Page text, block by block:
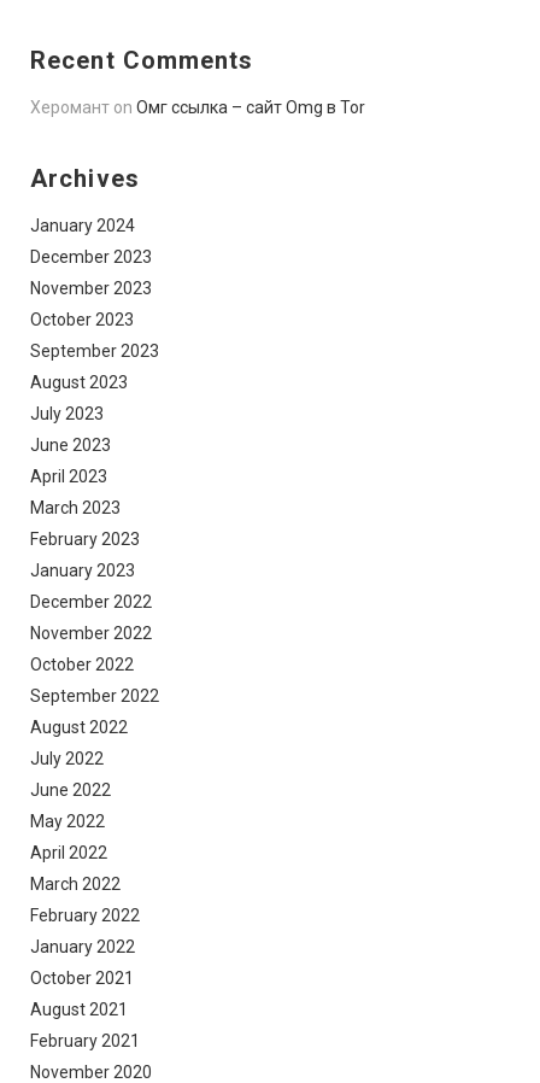
Recent Comments
Херомант on Омг ссылка – сайт Omg в Tor
Archives
January 2024
December 2023
November 2023
October 2023
September 2023
August 2023
July 2023
June 2023
April 2023
March 2023
February 2023
January 2023
December 2022
November 2022
October 2022
September 2022
August 2022
July 2022
June 2022
May 2022
April 2022
March 2022
February 2022
January 2022
October 2021
August 2021
February 2021
November 2020